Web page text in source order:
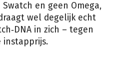
en geen Omega,
wel degelijk echt
in zich – tegen
instapprijs.